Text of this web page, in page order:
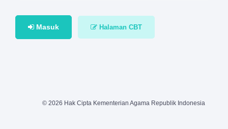
Masuk Halaman CBT
© 2026 Hak Cipta Kementerian Agama Republik Indonesia